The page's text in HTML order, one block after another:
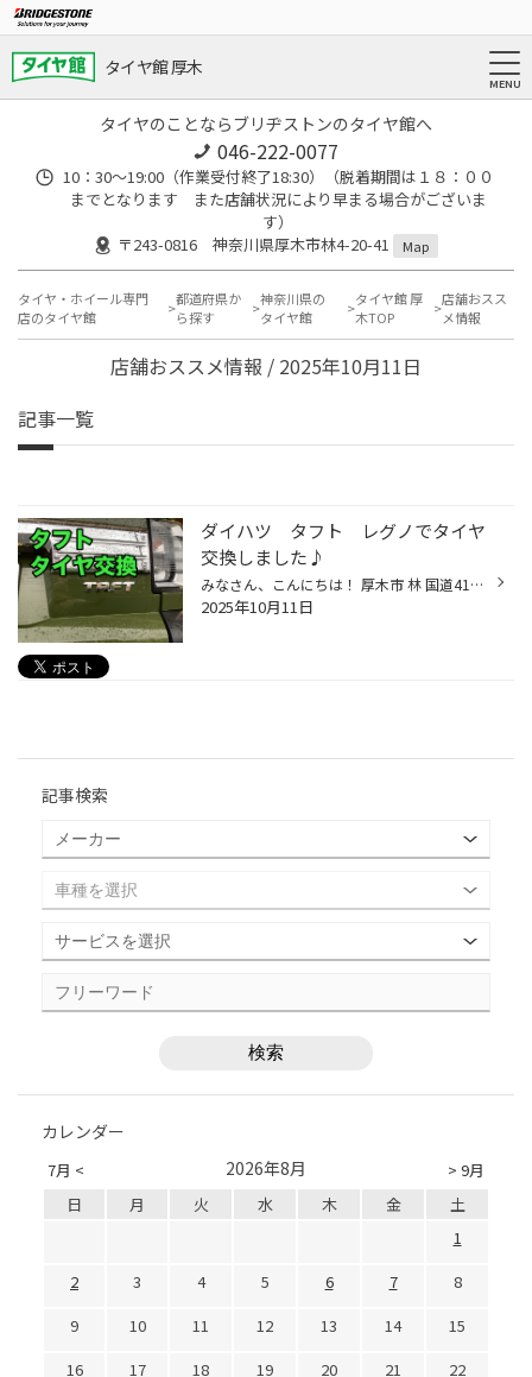
タイヤ館 厚木
タイヤのことならブリヂストンのタイヤ館へ
046-222-0077
10：30～19:00（作業受付終了18:30）（脱着期間は１８：００
までとなります また店舗状況により早まる場合がございま
す）
〒243-0816 神奈川県厚木市林4-20-41
Map
タイヤ・ホイール専門
店のタイヤ館
都道府県か
ら探す
神奈川県の
タイヤ館
タイヤ館 厚
木TOP
店舗おスス
メ情報
店舗おススメ情報 / 2025年10月11日
記事一覧
ダイハツ タフト レグノでタイヤ
交換しました♪
みなさん、こんにちは！ 厚木市 林 国道412号線沿い ゴルフ用品の ゴルフドゥ さん向かいの タイヤ館厚木店 ざわちん です(*´◒`*) 本日は ダイハツ タフト の タイヤ交換をご紹介いたします(#^.^#) こちらのお客様は そろそろタイヤ交換だよね～ とご来店されました タイヤを見てみると 今年で４年...
2025年10月11日
記事検索
カレンダー
7月 < > 9月
2026年8月
日 月 火 水 木 金
土
1
2
3 4 5 6 7
8
9
10 11 12 13 14
15
16
17 18 19 20 21
22